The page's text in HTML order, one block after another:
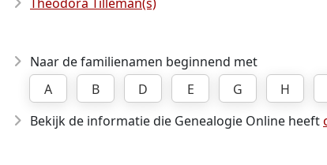
Naar de familienamen beginnend met
A
B D E G H
Bekijk de informatie die Genealogie Online heeft